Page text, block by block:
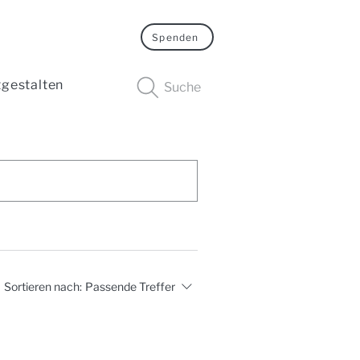
Spenden
Suche
Sortieren nach: Passende Treffer